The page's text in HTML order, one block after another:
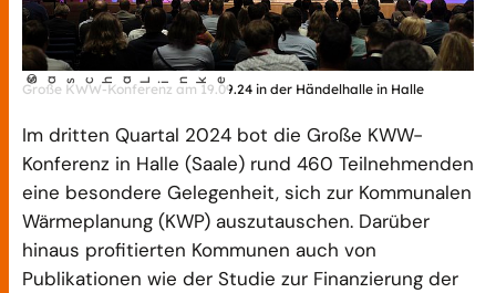
©
Sascha L i nke
Große KWW-Konferenz am 19.09.24 in der Händelhalle in Halle
Im dritten Quartal 2024 bot die Große KWW-
Konferenz in Halle (Saale) rund 460 Teilnehmenden
eine besondere Gelegenheit, sich zur Kommunalen
Wärmeplanung (KWP) auszutauschen. Darüber
hinaus profitierten Kommunen auch von
Publikationen wie der Studie zur Finanzierung der